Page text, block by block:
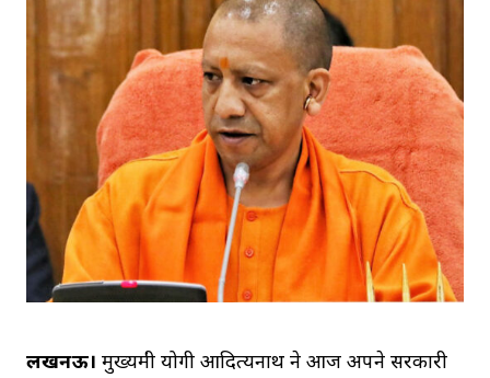
लखनऊ। मुख्यमंत्री योगी आदित्यनाथ ने आज अपने सरकारी